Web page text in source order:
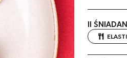
II